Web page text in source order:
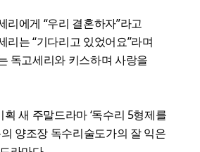
리에게 “우리 결혼하자”라고
리는 “기다리고 있었어요”라며
독고세리와 키스하며 사랑을
획 새 주말드라마 ‘독수리 5형제를
양조장 독수리술도가의 잘 익은